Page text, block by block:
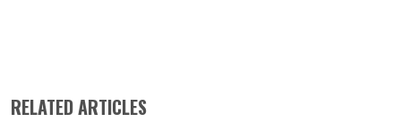
RELATED ARTICLES